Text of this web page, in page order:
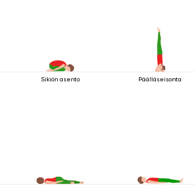
Sikiön asento Päälläseisonta